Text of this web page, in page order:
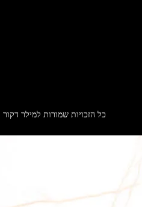
כל הזכויות שמורות למילר דקור | 2022